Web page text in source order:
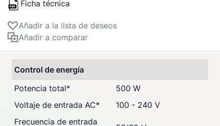
Ficha técnica
Añadir a la lista de deseos
Añadir a comparar
Control de energía
Potencia total*
500 W
Voltaje de entrada AC*
100 - 240 V
Frecuencia de entrada